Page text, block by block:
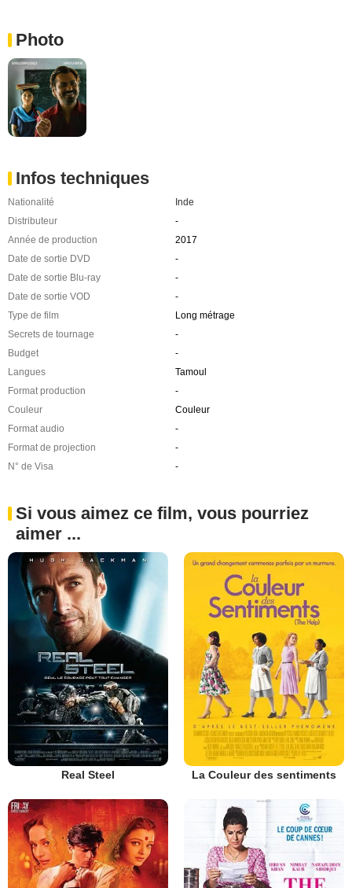
Photo
Infos techniques
Nationalité
Inde
Distributeur
-
Année de production
2017
Date de sortie DVD
-
Date de sortie Blu-ray
-
Date de sortie VOD
-
Type de film
Long métrage
Secrets de tournage
-
Budget
-
Langues
Tamoul
Format production
-
Couleur
Couleur
Format audio
-
Format de projection
-
N° de Visa
-
Si vous aimez ce film, vous pourriez
aimer ...
Real Steel La Couleur des sentiments